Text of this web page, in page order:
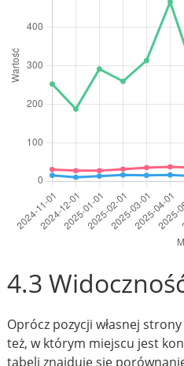
4.3
Oprócz pozycji własnej
też, w którym miejscu jest
tabeli znajduje się